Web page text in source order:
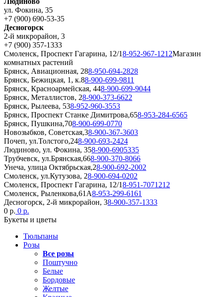
ул. Фокина, 35
+7 (900) 690-53-35
Десногорск
2-й микрорайон, 3
+7 (900) 357-1333
Смоленск, Проспект Гагарина, 12/18-952-967-1212Магазин
комнатных растений
Брянск, Авиационная, 288-950-694-2828
Брянск, Бежицкая, 1, к.88-900-699-9811
Брянск, Красноармейская, 448-900-699-9044
Брянск, Металлистов, 28-900-373-6622
Брянск, Рылеева, 538-952-960-3553
Брянск, Проспект Станке Димитрова,658-953-284-6565
Брянск, Пушкина,708-900-699-0770
Новозыбков, Советская,38-900-367-3603
Почеп, ул.Толстого,248-900-693-2424
Людиново, ул. Фокина, 358-900-6905335
Трубчевск, ул.Брянская,668-900-370-8066
Унеча, улица Октябрьская,28-900-692-2002
Смоленск, ул.Кутузова, 28-900-694-0202
Смоленск, Проспект Гагарина, 12/18-951-7071212
Смоленск, Рыленкова,61А8-953-299-6161
Десногорск, 2-й микрорайон, 38-900-357-1333
0 р. 0 р.
Букеты и цветы
Тюльпаны
Розы
Все розы
Поштучно
Белые
Бордовые
Желтые